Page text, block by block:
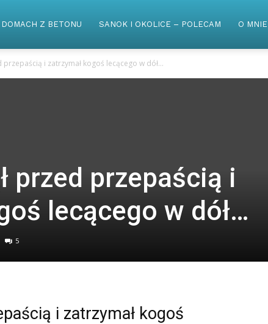
Z BETONU SANOK I OKOLICE – POLECAM O MNIE
przepaścią i zatrzymał kogoś lecącego w dół…
przed przepaścią i
lecącego w dół…
5
i zatrzymał kogoś